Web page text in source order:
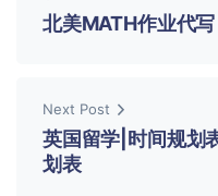
北美MATH作业代
Next Post
英国留学|时间规划
划表